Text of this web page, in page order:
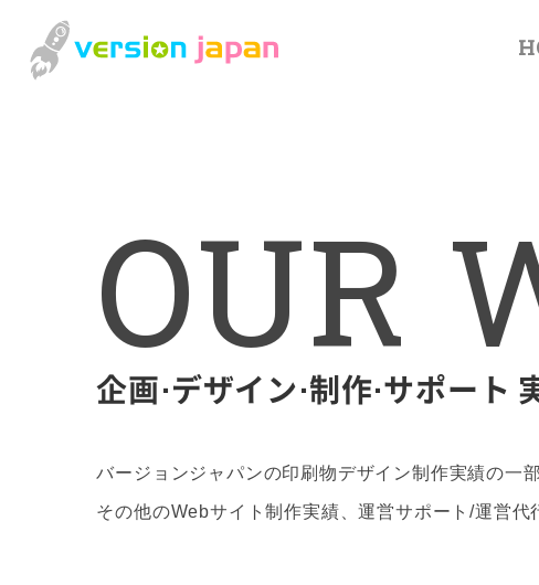
OUR
企画⋅デザイン⋅制作⋅サポート
バージョンジャパンの印刷物デザイン制作実績の一
その他のWebサイト制作実績、運営サポート/運営代